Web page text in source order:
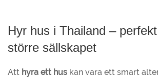
Hyr hus i Thailand –
större sällskapet
Att hyra ett hus kan vara ett smart